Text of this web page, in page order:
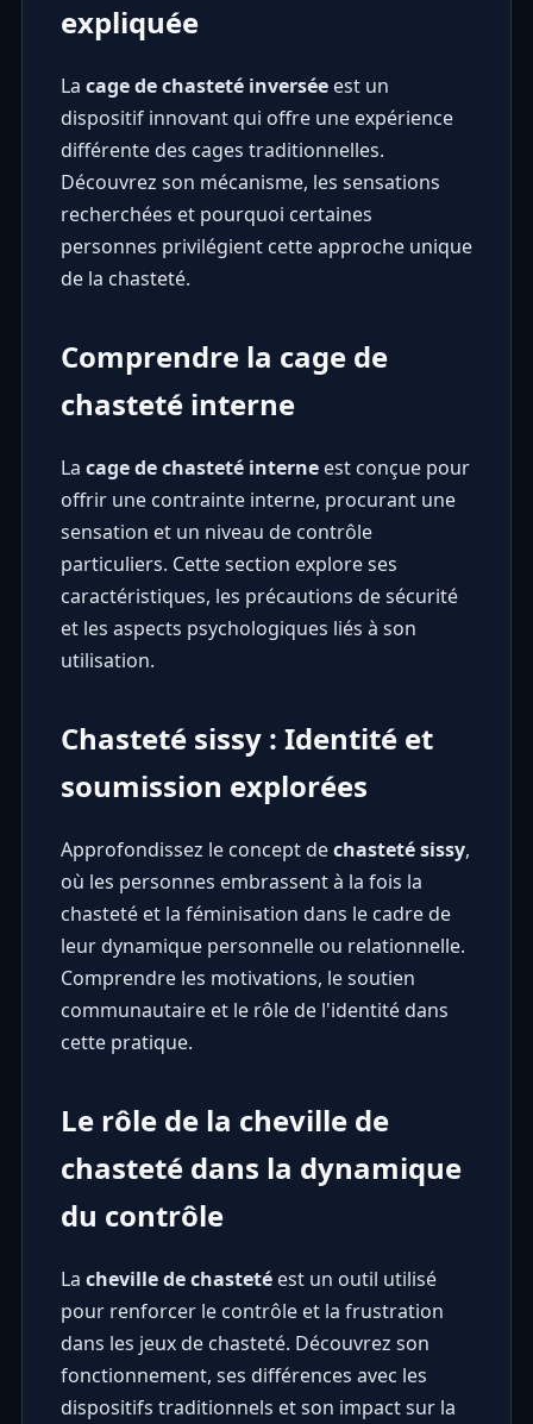
expliquée
La cage de chasteté inverséeest un
dispositif innovant qui offre une expérience
différente des cages traditionnelles.
Découvrez son mécanisme, les sensations
recherchées et pourquoi certaines
personnes privilégient cette approche unique
de la chasteté.
Comprendre la cage de
chasteté interne
La cage de chasteté interneest conçue pour
offrir une contrainte interne, procurant une
sensation et un niveau de contrôle
particuliers. Cette section explore ses
caractéristiques, les précautions de sécurité
et les aspects psychologiques liés à son
utilisation.
Chasteté sissy : Identité et
soumission explorées
Approfondissez le concept dechasteté sissy,
où les personnes embrassent à la fois la
chasteté et la féminisation dans le cadre de
leur dynamique personnelle ou relationnelle.
Comprendre les motivations, le soutien
communautaire et le rôle de l'identité dans
cette pratique.
Le rôle de la cheville de
chasteté dans la dynamique
du contrôle
La cheville de chastetéest un outil utilisé
pour renforcer le contrôle et la frustration
dans les jeux de chasteté. Découvrez son
fonctionnement, ses différences avec les
dispositifs traditionnels et son impact sur la